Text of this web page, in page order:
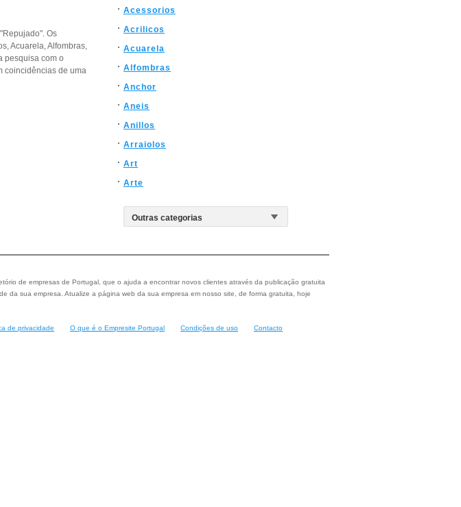
Os
Acuarela, Alfombras,
pesquisa com o
coincidências de uma
Acessorios
Acrilicos
Acuarela
Alfombras
Anchor
Aneis
Anillos
Arraiolos
Art
Arte
de empresas de Portugal, que o ajuda a encontrar novos clientes através da publicação gratuita
da sua empresa. Atualize a página web da sua empresa em nosso site, de forma gratuita, hoje
de privacidade O que é o Empresite Portugal Condições de uso Contacto